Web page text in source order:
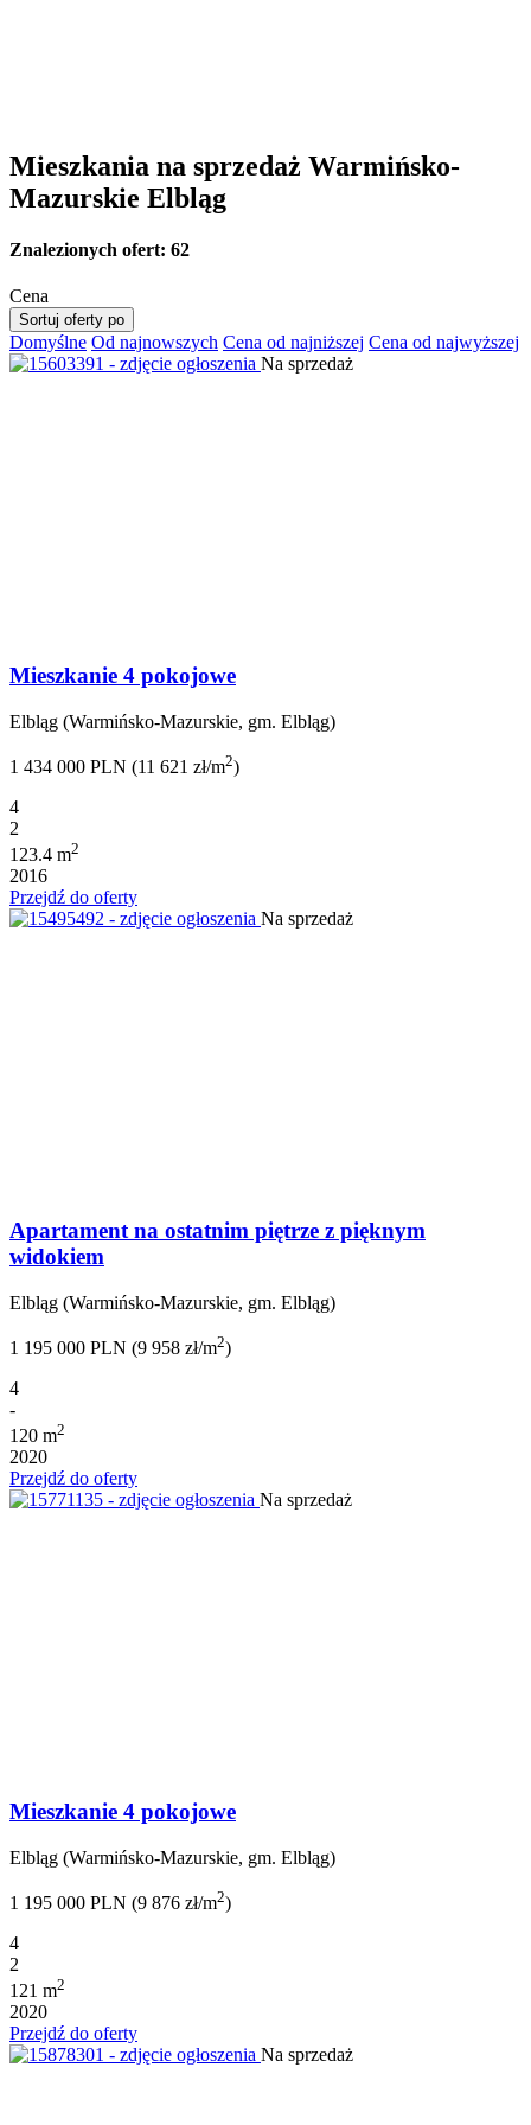
Mieszkania na sprzedaż Warmińsko-
Mazurskie Elbląg
Znalezionych ofert: 62
Cena
Sortuj oferty po
Domyślne Od najnowszych Cena od najniższej Cena od najwyższej
Na sprzedaż
Mieszkanie 4 pokojowe
Elbląg (Warmińsko-Mazurskie, gm. Elbląg)
1 434 000 PLN (11 621 zł/m2)
4
2
123.4 m2
2016
Przejdź do oferty
Na sprzedaż
Apartament na ostatnim piętrze z pięknym
widokiem
Elbląg (Warmińsko-Mazurskie, gm. Elbląg)
1 195 000 PLN (9 958 zł/m2)
4
-
120 m2
2020
Przejdź do oferty
Na sprzedaż
Mieszkanie 4 pokojowe
Elbląg (Warmińsko-Mazurskie, gm. Elbląg)
1 195 000 PLN (9 876 zł/m2)
4
2
121 m2
2020
Przejdź do oferty
Na sprzedaż